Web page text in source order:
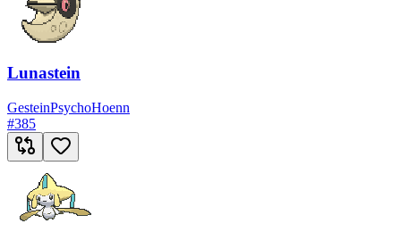
Lunastein
GesteinPsychoHoenn
#385